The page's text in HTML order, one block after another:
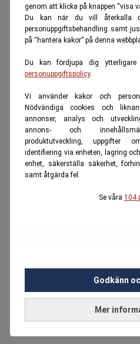
genom att klicka på knappen “visa
Du kan när du vill återkalla
personuppgiftsbehandling samt
på “hantera kakor” på denna
Du kan fördjupa dig
personuppgiftspolicy.
Vi använder kakor och
Nödvändiga cookies och
annonser, analys och
annons- och
produktutveckling, uppgifter
identifiering via enheten, lagring
enhet, säkerställa säkerhet,
samt åtgärda fel.
Se våra 104
Mer
Godkänn